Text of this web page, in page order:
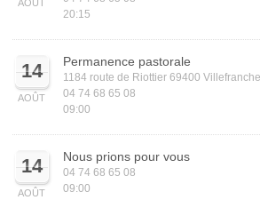
AOÛT
20:15
14
AOÛT
Permanence pastorale
1184 route de Riottier 69400
04 74 68 65 08
09:00
14
AOÛT
Nous prions pour vous
04 74 68 65 08
09:00